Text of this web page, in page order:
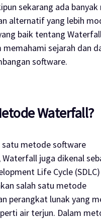
sekarang ada
alternatif yang lebih
baik tentang
memahami sejarah dan
software.
Waterfall?
satu metodesoftware
Waterfall juga dikenal
Life Cycle
salah satu metode
perangkat lunak yang
air terjun. Dalam